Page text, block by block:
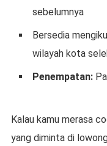
sebelumnya
Bersedia
wilayah kota
Penempatan:
Kalau kamu merasa
yang diminta di